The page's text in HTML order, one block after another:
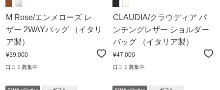
M Rose/エンメローズ レ
ザー 2WAYバッグ （イタリ
ア製）
¥39,000
口コミ募集中
CLAUDIA/クラウディア パ
ンチングレザー ショルダー
バッグ （イタリア製）
¥47,000
口コミ募集中